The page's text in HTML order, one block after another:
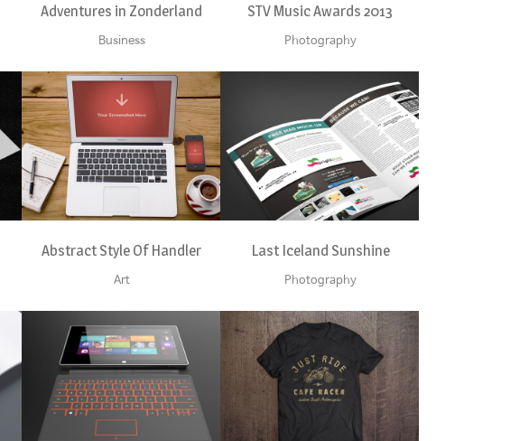
Adventures in Zonderland
Business
STV Music Awards 2013
Photography
ZOOM VIEW
Abstract Style Of Handler
Art
ZOOM VIEW
Last Iceland Sunshine
Photography
ZOOM VIEW ZOOM VIEW